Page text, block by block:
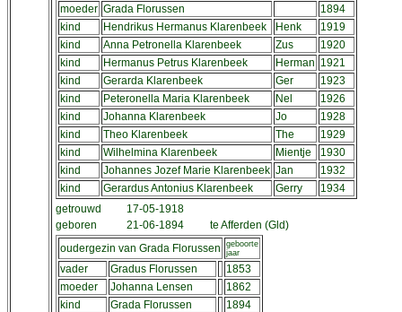
moeder Grada Florussen
1894
kind
Hendrikus Hermanus Klarenbeek Henk
1919
kind
Anna Petronella Klarenbeek Zus
1920
kind
Hermanus Petrus Klarenbeek Herman 1921
kind
Gerarda Klarenbeek Ger
1923
kind
Peteronella Maria Klarenbeek Nel
1926
kind
Johanna Klarenbeek Jo
1928
kind
Theo Klarenbeek The
1929
kind
Wilhelmina Klarenbeek Mientje
1930
kind
Johannes Jozef Marie Klarenbeek Jan
1932
kind
Gerardus Antonius Klarenbeek Gerry
1934
getrouwd
17-05-1918
geboren
21-06-1894
te Afferden (Gld)
oudergezin van Grada Florussen
geboorte
jaar
vader Gradus Florussen
1853
moeder
Johanna Lensen
1862
kind
Grada Florussen 1894